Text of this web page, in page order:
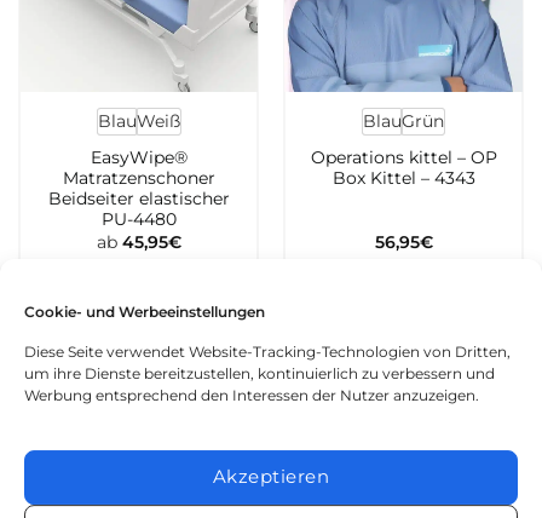
Cookie- und Werbeeinstellungen
Diese Seite verwendet Website-Tracking-Technologien von Dritten,
um ihre Dienste bereitzustellen, kontinuierlich zu verbessern und
Werbung entsprechend den Interessen der Nutzer anzuzeigen.
Akzeptieren
BlauWeiß
EasyWipe®
Matratzenschoner
Beidseiter elastischer
PU-4480
ab 45,95€
BlauGrün
Operations kittel – OP
Box Kittel – 4343
56,95€
Home